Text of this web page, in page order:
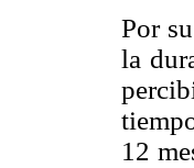
Por
la
12